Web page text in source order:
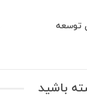
توسعه
باشید